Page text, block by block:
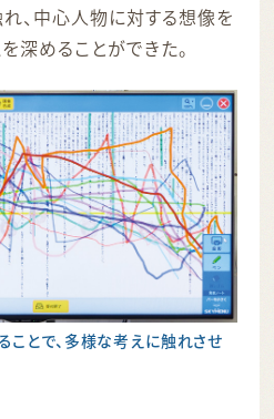
、中心人物に対する想像を
深めることができた。
とで、多様な考えに触れさせ